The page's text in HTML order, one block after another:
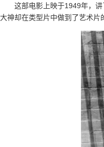
这部电影上映于1949年，
大神却在类型片中做到了艺术片